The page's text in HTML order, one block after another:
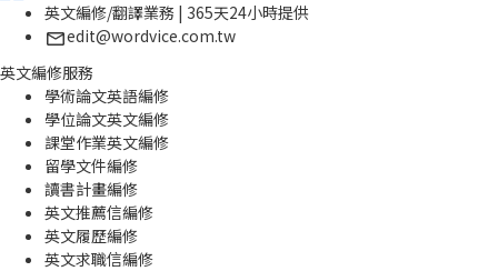
英文編修/翻譯業務 | 365天24小時提供
edit@wordvice.com.tw
英文編修服務
學術論文英語編修
學位論文英文編修
課堂作業英文編修
留學文件編修
讀書計畫編修
英文推薦信編修
英文履歷編修
英文求職信編修